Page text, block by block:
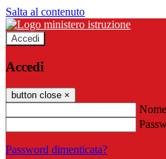
Salta al contenuto
Accedi
Accedi
button close ×
Password dimenticata?